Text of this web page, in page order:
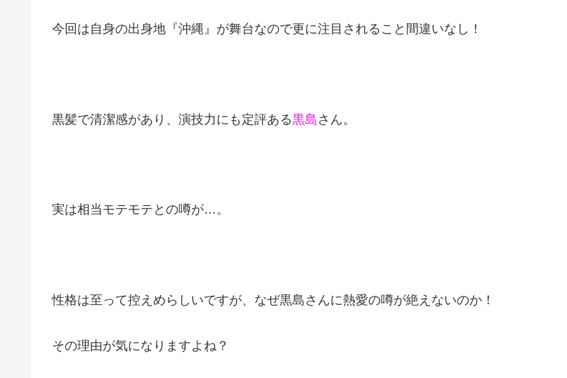
今回は自身の出身地『沖縄』が舞台なので更に注目されること間違いなし！
黒髪で清潔感があり、演技力にも定評ある黒島 さん。
実は相当モテモテとの噂が…。
性格は至って控えめらしいですが、なぜ黒島さんに熱愛の噂が絶えないのか！
その理由が気になりますよね？